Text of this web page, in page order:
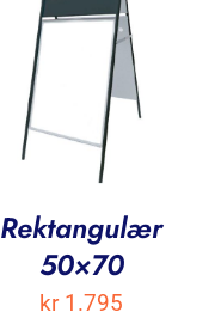
Rektangulær
50×70
kr1.795